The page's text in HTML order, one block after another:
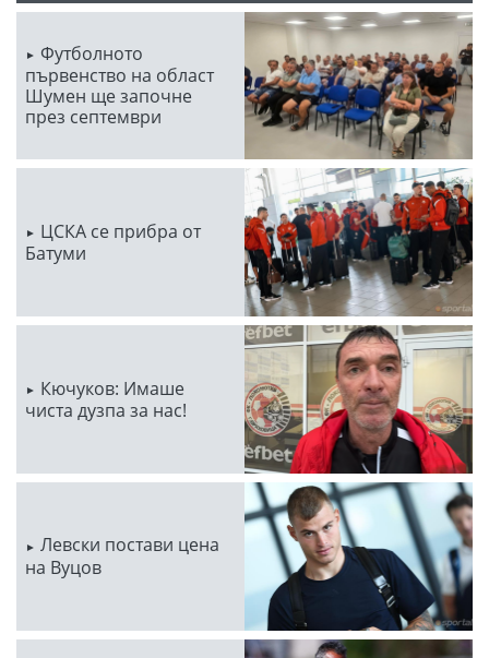
Футболното
първенство на област
Шумен ще започне
през септември
ЦСКА се прибра от
Батуми
Кючуков: Имаше
чиста дузпа за нас!
Левски постави цена
на Вуцов